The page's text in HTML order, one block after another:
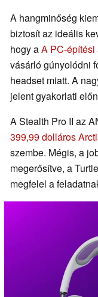
A hangminőség
biztosít az ideális
hogy aA PC-építési
vásárló gúnyolódni
headset miatt. A
jelent gyakorlati
A Stealth Pro II az
399,99 dolláros
szembe. Mégis, a
megerősítve, a
megfelel a